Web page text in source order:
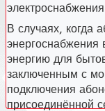
В случаях, когда
энергоснабжения
энергию для
заключенным с
подключения
присоединённой